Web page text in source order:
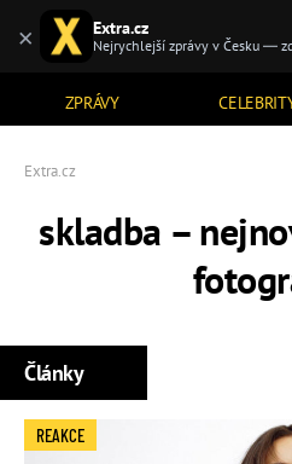
ZPRÁVY
Extra.cz
skladba –
Články
REAKCE
× Extra.cz
Nejrychlejší zprávy v Česku —